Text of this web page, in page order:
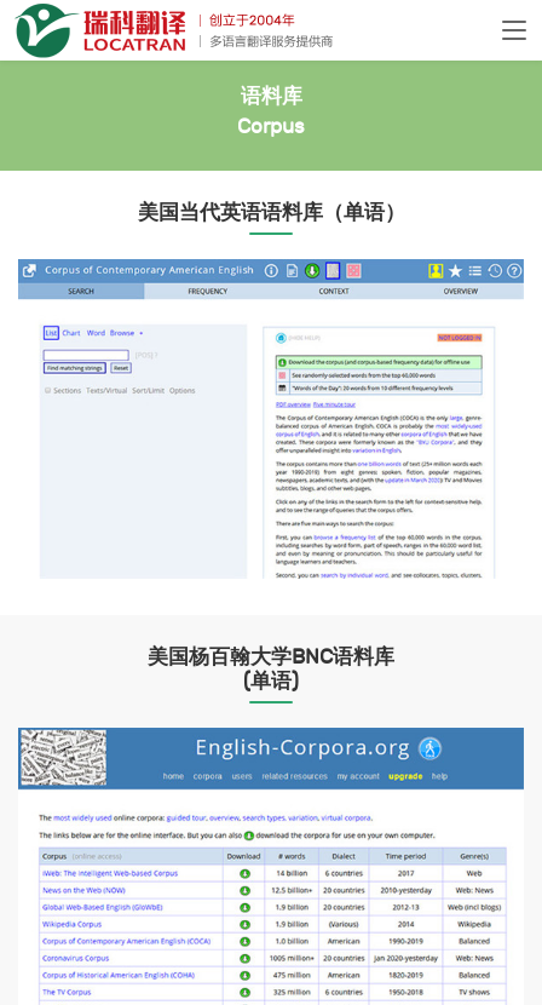
语料库
Corpus
美国当代英语语料库（单语）
美国杨百翰大学BNC语料库
(单语)